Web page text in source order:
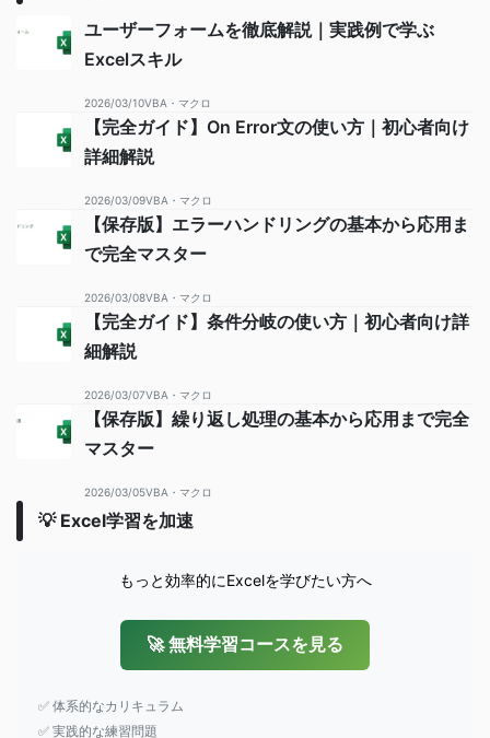
ユーザーフォームを徹底解説｜実践例で学ぶ
Excelスキル
2026/03/10VBA・マクロ
【完全ガイド】On Error文の使い方｜初心者向け
詳細解説
2026/03/09VBA・マクロ
【保存版】エラーハンドリングの基本から応用ま
で完全マスター
2026/03/08VBA・マクロ
【完全ガイド】条件分岐の使い方｜初心者向け詳
細解説
2026/03/07VBA・マクロ
【保存版】繰り返し処理の基本から応用まで完全
マスター
2026/03/05VBA・マクロ
💡 Excel学習を加速
もっと効率的にExcelを学びたい方へ
🚀 無料学習コースを見る
✅ 体系的なカリキュラム
✅ 実践的な練習問題